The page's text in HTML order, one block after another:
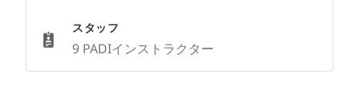
スタッフ
9 PADIインストラクター